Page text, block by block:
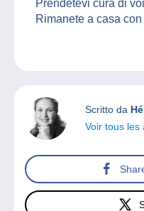
Prendetevi cura di
Rimanete a casa
Scritto da
Voir tous les